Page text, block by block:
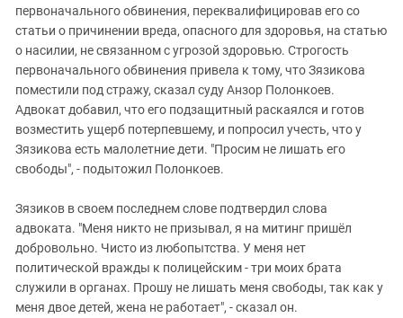
первоначального обвинения, переквалифицировав его со
статьи о причинении вреда, опасного для здоровья, на статью
о насилии, не связанном с угрозой здоровью. Строгость
первоначального обвинения привела к тому, что Зязикова
поместили под стражу, сказал суду Анзор Полонкоев.
Адвокат добавил, что его подзащитный раскаялся и готов
возместить ущерб потерпевшему, и попросил учесть, что у
Зязикова есть малолетние дети. "Просим не лишать его
свободы", - подытожил Полонкоев.
Зязиков в своем последнем слове подтвердил слова
адвоката. "Меня никто не призывал, я на митинг пришёл
добровольно. Чисто из любопытства. У меня нет
политической вражды к полицейским - три моих брата
служили в органах. Прошу не лишать меня свободы, так как у
меня двое детей, жена не работает", - сказал он.